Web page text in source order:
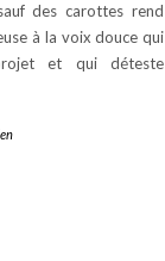
des carottes rend
à la voix douce qui
et qui déteste